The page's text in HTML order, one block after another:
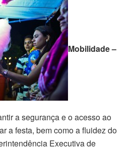
Mobilidade –
a segurança e o acesso ao
a festa, bem como a fluidez do
Executiva de